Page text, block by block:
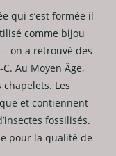
qui s’est formée il
comme bijou
on a retrouvé des
Au Moyen Âge,
Les
et contiennent
fossilisés.
pour la qualité de